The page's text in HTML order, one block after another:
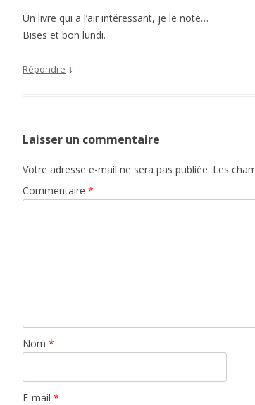
Un livre qui a l’air intéressant, je le note…
Bises et bon lundi.
Répondre ↓
Laisser un commentaire
Votre adresse e-mail ne sera pas publiée. Les
Commentaire *
Nom *
E-mail *